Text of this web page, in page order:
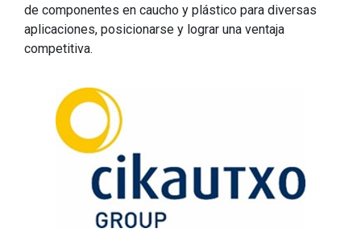
de componentes en caucho y plástico para diversas
aplicaciones, posicionarse y lograr una ventaja
competitiva.